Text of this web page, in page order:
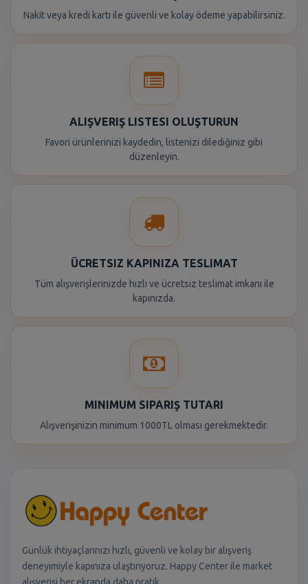
Nakit veya kredi kartı ile güvenli ve kolay ödeme yapabilirsiniz.
ALIŞVERIŞ LISTESI OLUŞTURUN
Favori ürünlerinizi kaydedin, listenizi dilediğiniz gibi
düzenleyin.
ÜCRETSIZ KAPINIZA TESLIMAT
Tüm alışverişlerinizde hızlı ve ücretsiz teslimat imkanı ile
kapınızda.
MINIMUM SIPARIŞ TUTARI
Alışverişinizin minimum 1000TL olması gerekmektedir.
Günlük ihtiyaçlarınızı hızlı, güvenli ve kolay bir alışveriş
deneyimiyle kapınıza ulaştırıyoruz. Happy Center ile market